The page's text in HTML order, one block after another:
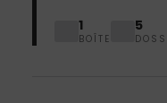
1
BOÎTE
5